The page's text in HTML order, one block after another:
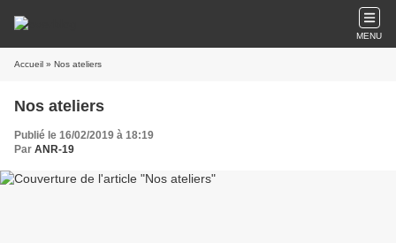
MENU
Accueil » Nos ateliers
Nos ateliers
Publié le 16/02/2019 à 18:19
Par ANR-19